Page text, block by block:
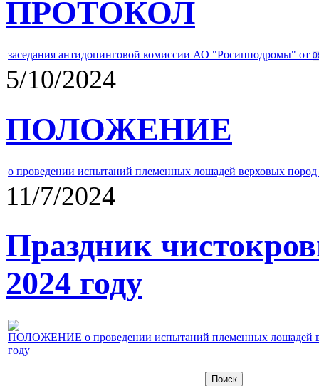
ПРОТОКОЛ
заседания антидопинговой комиссии АО "Росипподромы" от
5/10/2024
ПОЛОЖЕНИЕ
о проведении испытаний племенных лошадей верховых
11/7/2024
Праздник
2024 году
ПОЛОЖЕНИЕ о проведении испытаний племенных лошадей
году